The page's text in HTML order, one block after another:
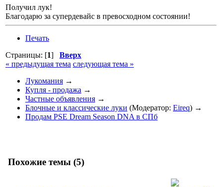
Получил лук!
Благодарю за супердевайс в превосходном состоянии!
Печать
Страницы: [1] Вверх
« предыдущая тема следующая тема »
Лукомания →
Купля - продажа →
Частные объявления →
Блочные и классические луки (Модератор: Eireq) →
Продам PSE Dream Season DNA в СПб
Похожие темы (5)